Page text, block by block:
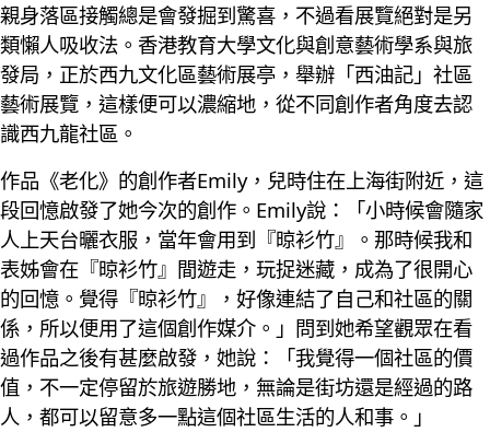
親身落區接觸總是會發掘到驚喜，不過看展覽絕對是另
類懶人吸收法。香港教育大學文化與創意藝術學系與旅
發局，正於西九文化區藝術展亭，舉辦「西油記」社區
藝術展覽，這樣便可以濃縮地，從不同創作者角度去認
識西九龍社區。
作品《老化》的創作者Emily，兒時住在上海街附近，這
段回憶啟發了她今次的創作。Emily說：「小時候會隨家
人上天台曬衣服，當年會用到『晾衫竹』。那時候我和
表姊會在『晾衫竹』間遊走，玩捉迷藏，成為了很開心
的回憶。覺得『晾衫竹』，好像連結了自己和社區的關
係，所以便用了這個創作媒介。」問到她希望觀眾在看
過作品之後有甚麼啟發，她說：「我覺得一個社區的價
值，不一定停留於旅遊勝地，無論是街坊還是經過的路
人，都可以留意多一點這個社區生活的人和事。」